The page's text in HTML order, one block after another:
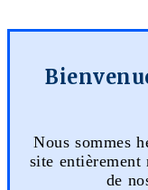
Nous sommes
site entièrement
de